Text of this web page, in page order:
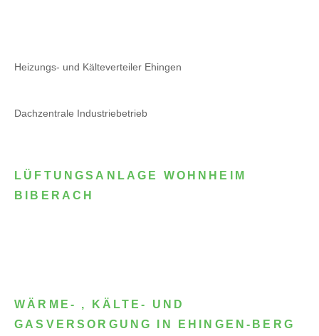
Heizungs- und Kälteverteiler Ehingen
Dachzentrale Industriebetrieb
LÜFTUNGSANLAGE WOHNHEIM
BIBERACH
WÄRME- , KÄLTE- UND
GASVERSORGUNG IN EHINGEN-BERG